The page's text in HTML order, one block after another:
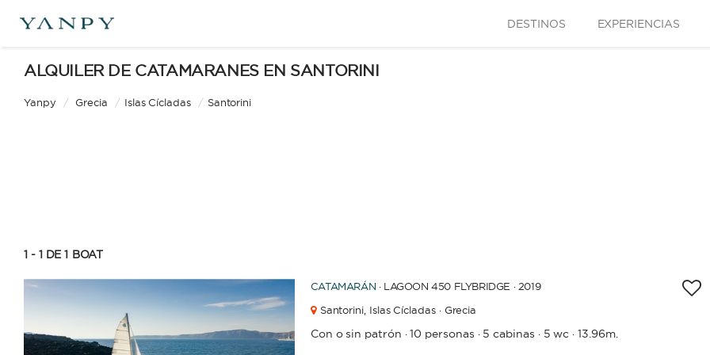
DESTINOS EXPERIENCIAS
ALQUILER DE CATAMARANES EN SANTORINI
Yanpy / Grecia / Islas Cícladas / Santorini
1 - 1 DE 1 BOAT
CATAMARÁN · LAGOON 450 FLYBRIDGE · 2019
Santorini, Islas Cícladas · Grecia
Con o sin patrón ·10 personas · 5 cabinas · 5 wc ·13.96m.